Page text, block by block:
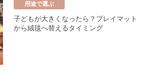
用途で選ぶ
子どもが大きくなったら？プレイマット
から絨毯へ替えるタイミング